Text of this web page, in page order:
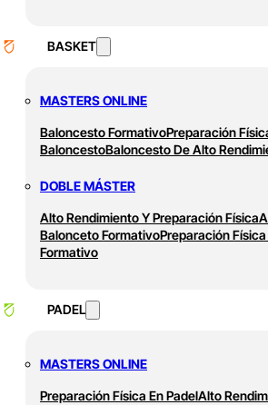
BASKET
MASTERS ONLINE
Baloncesto FormativoPreparación
BaloncestoBaloncesto De Alto
DOBLE MÁSTER
Alto Rendimiento Y Preparación Física
Balonceto FormativoPreparación
Formativo
PADEL
MASTERS ONLINE
Preparación Física En PadelAlto